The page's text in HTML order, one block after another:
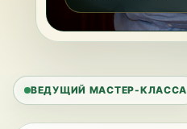
ВЕДУЩИЙ МАСТЕР-КЛАССА